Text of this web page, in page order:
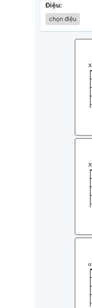
Điệu:
chọn điệu